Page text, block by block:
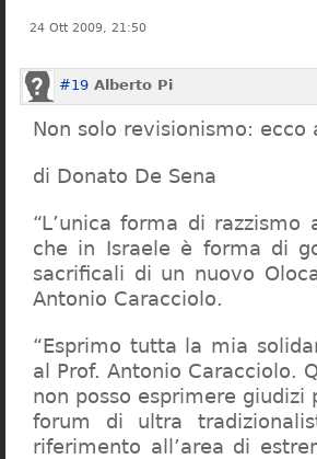
24 Ott 2009, 21:50
#19 Alberto Pi
Non solo revisionismo:
di Donato De Sena
“L’unica forma di
che in Israele è forma di
sacrificali di un nuovo
Antonio Caracciolo.
“Esprimo tutta la mia
al Prof. Antonio Caracciolo.
non posso esprimere giudizi
forum di ultra
riferimento all’area di